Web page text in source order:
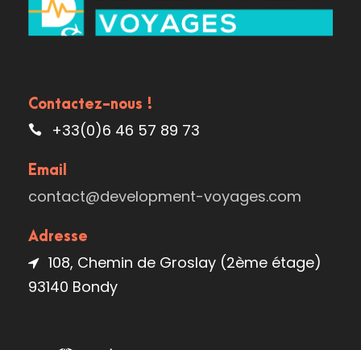
Contactez-nous !
+33(0)6 46 57 89 73
Email
contact@development-voyages.com
Adresse
108, Chemin de Groslay (2ème étage)
93140 Bondy